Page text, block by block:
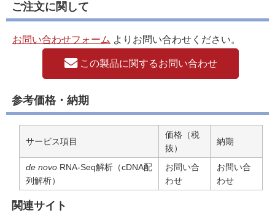
ご注文に関して
お問い合わせフォーム よりお問い合わせください。
この製品に関するお問い合わせ
参考価格・納期
サービス項目
価格（税
抜）
納期
de novoRNA-Seq解析（cDNA配
列解析）
お問い合
わせ
お問い合
わせ
関連サイト